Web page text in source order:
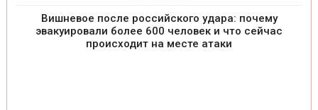
Вишневое после российского удара: почему
эвакуировали более 600 человек и что сейчас
происходит на месте атаки